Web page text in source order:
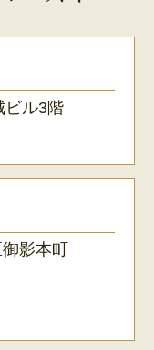
ビル3階
影本町